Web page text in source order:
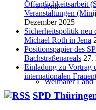
Jena
Weimarer Land
Öffentlichkeitsarbeit
Veranstaltungen
Dezember 2025
Sicherheitspolitik neu
Michael Roth in Jena
Positionspapier des
Bachstraßenareals 27.
Einladung zu Vortrag
internationalen
SPD